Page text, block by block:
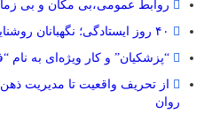
روابط عمومی،بی مکان و بی
“پزشکیان” و کار ویژه‌ای به نام
از تحریف واقعیت تا مدیریت
روان